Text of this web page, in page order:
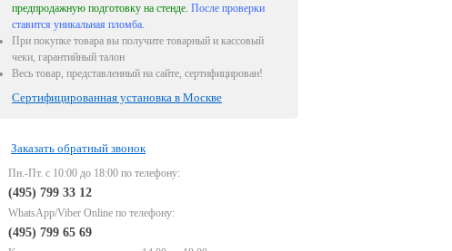
предпродажную подготовку на стенде. После проверки
ставится уникальная пломба.
При покупке товара вы получите товарный и кассовый
чеки, гарантийный талон
Весь товар, представленный на сайте, сертифицирован!
Сертифицированная установка в Москве
Заказать обратный звонок
Пн.-Пт. с 10:00 до 18:00 по телефону:
(495) 799 33 12
WhatsApp/Viber Online по телефону:
(495) 799 65 69